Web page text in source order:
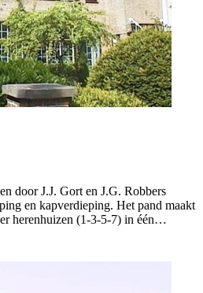
door J.J. Gort en J.G. Robbers
en kapverdieping. Het pand maakt
herenhuizen (1-3-5-7) in één…